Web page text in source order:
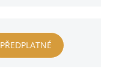
PŘEDPLATNÉ